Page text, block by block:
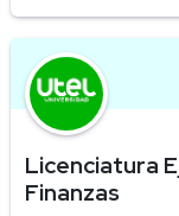
Licenciatura
Finanzas